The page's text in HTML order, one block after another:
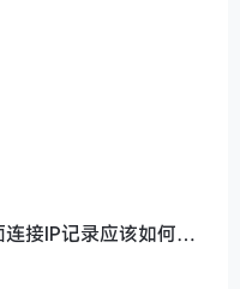
接IP记录应该如何删